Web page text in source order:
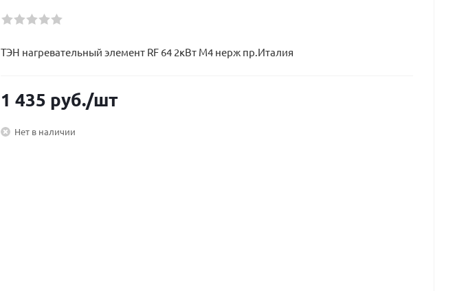
ТЭН нагревательный элемент RF 64 2кВт М4 нерж пр.Италия
1 435 руб./шт
Нет в наличии